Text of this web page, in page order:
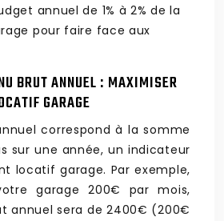
annuel de 1% à 2% de la
pour faire face aux
BRUT ANNUEL : MAXIMISER
GARAGE
correspond à la somme
sur une année, un indicateur
locatif garage. Par exemple,
garage 200€ par mois,
annuel sera de 2400€ (200€